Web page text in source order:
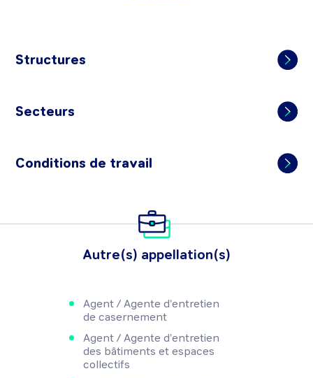
Structures
Secteurs
Conditions de travail
Autre(s) appellation(s)
Agent / Agente d'entretien
de casernement
Agent / Agente d'entretien
des bâtiments et espaces
collectifs